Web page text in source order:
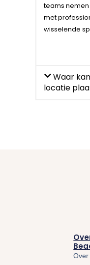
teams
met
wisselende
Waar
locatie
Over